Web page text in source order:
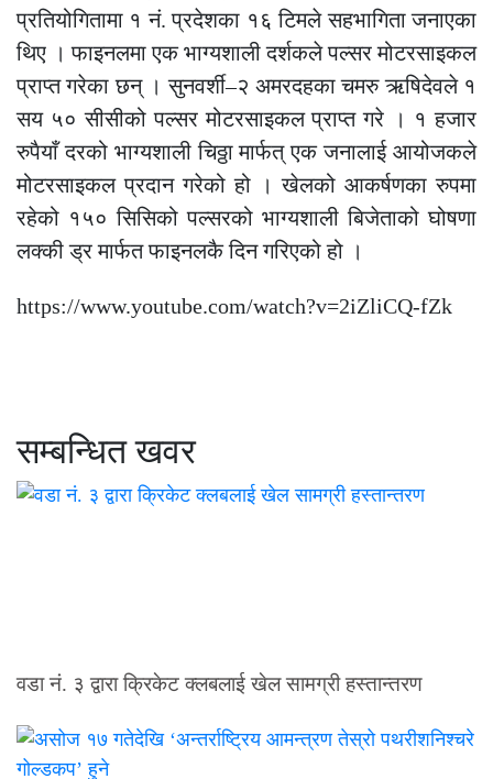
प्रतियोगितामा १ नं. प्रदेशका १६ टिमले सहभागिता जनाएका
थिए । फाइनलमा एक भाग्यशाली दर्शकले पल्सर मोटरसाइकल
प्राप्त गरेका छन् । सुनवर्शी–२ अमरदहका चमरु ऋषिदेवले १
सय ५० सीसीको पल्सर मोटरसाइकल प्राप्त गरे । १ हजार
रुपैयाँ दरको भाग्यशाली चिठ्ठा मार्फत् एक जनालाई आयोजकले
मोटरसाइकल प्रदान गरेको हो । खेलको आकर्षणका रुपमा
रहेको १५० सिसिको पल्सरको भाग्यशाली बिजेताको घोषणा
लक्की ड्र मार्फत फाइनलकै दिन गरिएको हो ।
https://www.youtube.com/watch?v=2iZliCQ-fZk
सम्बन्धित खवर
वडा नं. ३ द्वारा क्रिकेट क्लबलाई खेल सामग्री हस्तान्तरण